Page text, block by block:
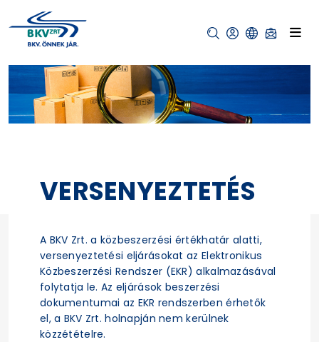
VERSENYEZTETÉS
A BKV Zrt. a közbeszerzési értékhatár alatti,
versenyeztetési eljárásokat az Elektronikus
Közbeszerzési Rendszer (EKR) alkalmazásával
folytatja le. Az eljárások beszerzési
dokumentumai az EKR rendszerben érhetők
el, a BKV Zrt. holnapján nem kerülnek
közzétételre.